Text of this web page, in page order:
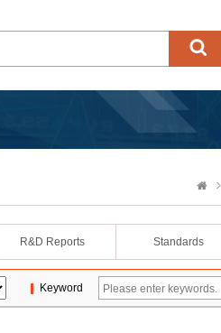
R&D Reports Standards
Keyword